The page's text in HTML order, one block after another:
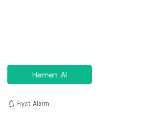
Hemen Al
Fiyat Alarmı